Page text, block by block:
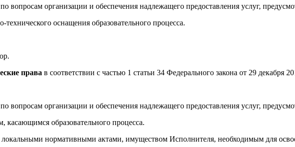
вопросам организации и обеспечения надлежащего предоставления услуг,
оснащения образовательного процесса.
права в соответствии с частью 1 статьи 34 Федерального закона от 29
вопросам организации и обеспечения надлежащего предоставления услуг,
образовательного процесса.
локальными нормативными актами, имуществом Исполнителя, необходимым для